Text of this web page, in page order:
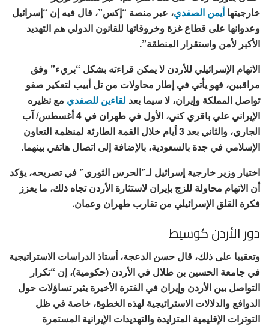
خارجيتهاأيمن الصفدي، عبر منصة “إكس”، قال فيه إن “إسرائيل
وعدوانها على قطاع غزة وخروقاتها للقانون الدولي هم التهديد
الأكبر لأمن واستقرار المنطقة”.
الاتهام الإسرائيلي للأردن لا يمكن قراءته بشكل “بريء” وفق
مراقبين، فهو يأتي في إطار محاولات من تل أبيب لتعكير صفو
تواصل المملكة وإيران، لا سيما بعد لقاءين للصفدي مع نظيره
الإيراني علي باقري كني، الأول في طهران في 4 أغسطس/ آب
الجاري، والثاني بعد 3 أيام خلال القمة الطارئة لمنظمة التعاون
الإسلامي في جدة بالسعودية، بالإضافة إلى اتصال هاتفي بينهما.
اختيار وزير خارجية إسرائيل لـ”الحرس الثوري” في تصريحه، يؤكد
أن الاتهام محاولة للزج بإيران لاستثارة الأردن تجاه ذلك، ما يعزز
فكرة القلق الإسرائيلي من تقارب طهران وعمان.
دور الأردن كوسيط
وتعقيبا على ذلك، قال حسن الدعجة، أستاذ الدراسات الاستراتيجية
في جامعة الحسين بن طلال في الأردن (حكومية)، إن “تكرار
التواصل بين الأردن وإيران في الفترة الأخيرة يثير تساؤلات حول
الدوافع والدلالات الاستراتيجية لهذه الخطوة، خاصة في ظل
التوترات الإقليمية المتزايدة والتهديدات الإيرانية المستمرة